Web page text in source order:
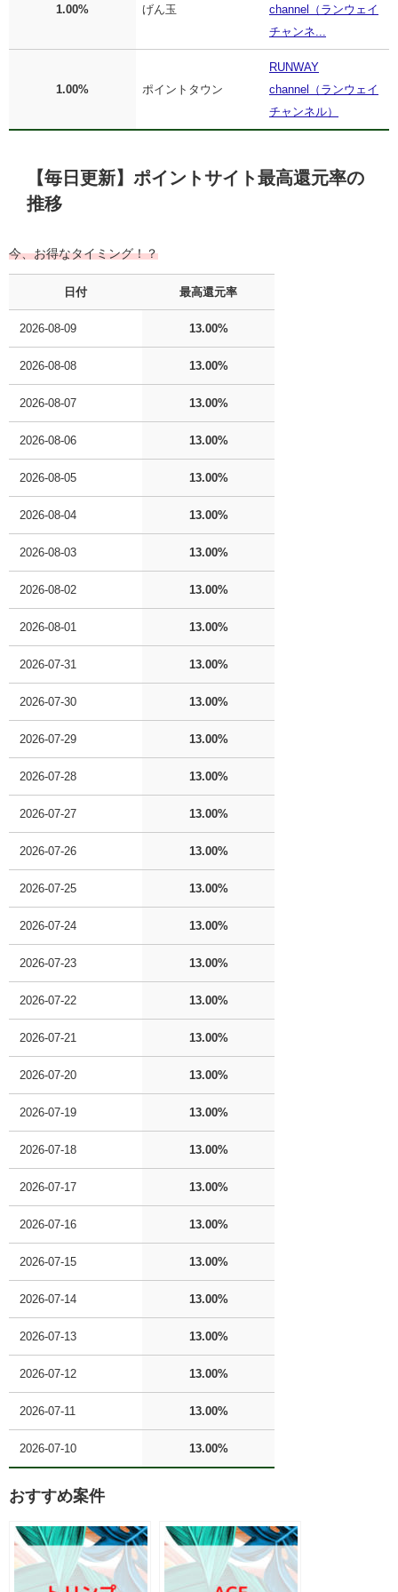
1.00% げん玉
channel（ランウェイ
チャンネ...
1.00% ポイントタウン
RUNWAY
channel（ランウェイ
チャンネル）
【毎日更新】ポイントサイト最高還元率の
推移
今、お得なタイミング！？
日付 最高還元率
2026-08-09 13.00%
2026-08-08 13.00%
2026-08-07 13.00%
2026-08-06 13.00%
2026-08-05 13.00%
2026-08-04 13.00%
2026-08-03 13.00%
2026-08-02 13.00%
2026-08-01 13.00%
2026-07-31 13.00%
2026-07-30 13.00%
2026-07-29 13.00%
2026-07-28 13.00%
2026-07-27 13.00%
2026-07-26 13.00%
2026-07-25 13.00%
2026-07-24 13.00%
2026-07-23 13.00%
2026-07-22 13.00%
2026-07-21 13.00%
2026-07-20 13.00%
2026-07-19 13.00%
2026-07-18 13.00%
2026-07-17 13.00%
2026-07-16 13.00%
2026-07-15 13.00%
2026-07-14 13.00%
2026-07-13 13.00%
2026-07-12 13.00%
2026-07-11 13.00%
2026-07-10 13.00%
おすすめ案件